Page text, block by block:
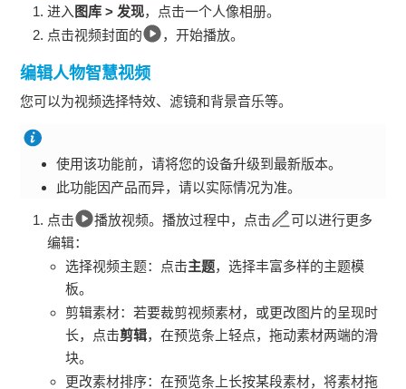
进入 图库 > 发现，点击一个人像相册。
点击视频封面的
，开始播放。
编辑人物智慧视频
您可以为视频选择特效、滤镜和背景音乐等。
使用该功能前，请将您的设备升级到最新版本。
此功能因产品而异，请以实际情况为准。
点击 播放视频。播放过程中，点击
可以进行更多
编辑：
选择视频主题：点击主题，选择丰富多样的主题模
板。
剪辑素材：若要裁剪视频素材，或更改图片的呈现时
长，点击剪辑，在预览条上轻点，拖动素材两端的滑
块。
更改素材排序：在预览条上长按某段素材，将素材拖